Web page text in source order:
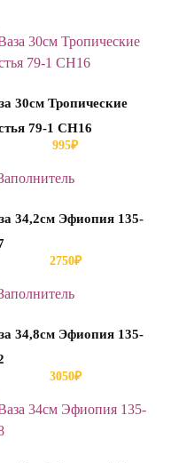
30см Тропические
79-1 СН16
995₽
34,2см Эфиопия 135-
2750₽
34,8см Эфиопия 135-
3050₽